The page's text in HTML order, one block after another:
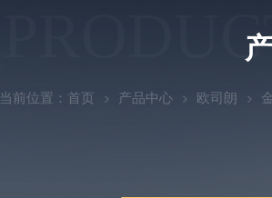
当前位置： 首页 产品中心 欧司朗